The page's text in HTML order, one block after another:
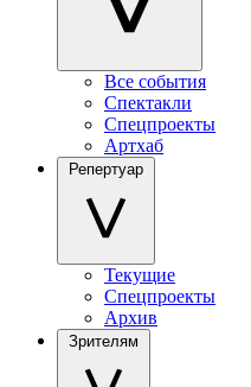
Все события
Спектакли
Спецпроекты
Артхаб
Репертуар
Текущие
Спецпроекты
Архив
Зрителям